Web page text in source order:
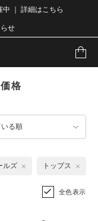
中 ｜ 詳細はこちら
せ
格
る順
ルズ トップス
全色表示